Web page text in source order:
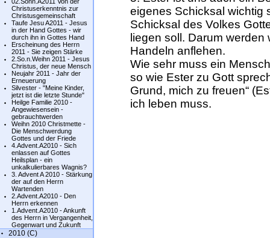
Christuserkenntnis zur
Christusgemeinschaft
Taufe Jesu A2011 - Jesus
in der Hand Gottes - wir
durch ihn in Gottes Hand
Erscheinung des Herrn
2011 - Sie zeigen Stärke
2.So.n.Weihn 2011 - Jesus
Christus, der neue Mensch
Neujahr 2011 - Jahr der
Erneuerung
Silvester - "Meine Kinder,
jetzt ist die letzte Stunde"
Heilge Familie 2010 -
Angewiesensein -
gebrauchtwerden
Weihn 2010 Christmette -
Die Menschwerdung
Gottes und der Friede
4.Advent.A2010 - Sich
enlassen auf Gottes
Heilsplan - ein
unkalkulierbares Wagnis?
3. Advent A 2010 - Stärkung
der auf den Herrn
Wartenden
2.Advent.A2010 - Den
Herrn erkennen
1.Advent.A2010 - Ankunft
des Herrn in Vergangenheit,
Gegenwart und Zukunft
2010 (C)
eigenes Schicksal wichtig
Schicksal des Volkes
liegen soll. Darum
Handeln anflehen.
Wie sehr muss ein
so wie Ester zu Gott
Grund, mich zu freuen“
ich leben muss.